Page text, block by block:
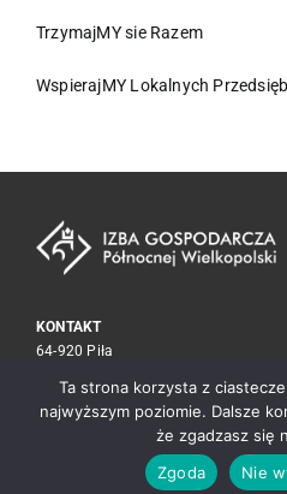
TrzymajMY sie Razem
WspierajMY Lokalnych
KONTAKT
64-920 Piła
tel./fax67 212 30 59
biuro@izba.pila.pl
Copyright © 2023 Izba
Ta strona korzysta z
najwyższym poziomie. Dalsze
że zgadzasz się
Zgoda
Nie